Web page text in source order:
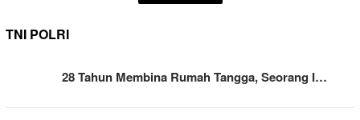
TNI POLRI
28 Tahun Membina Rumah Tangga, Seorang I…